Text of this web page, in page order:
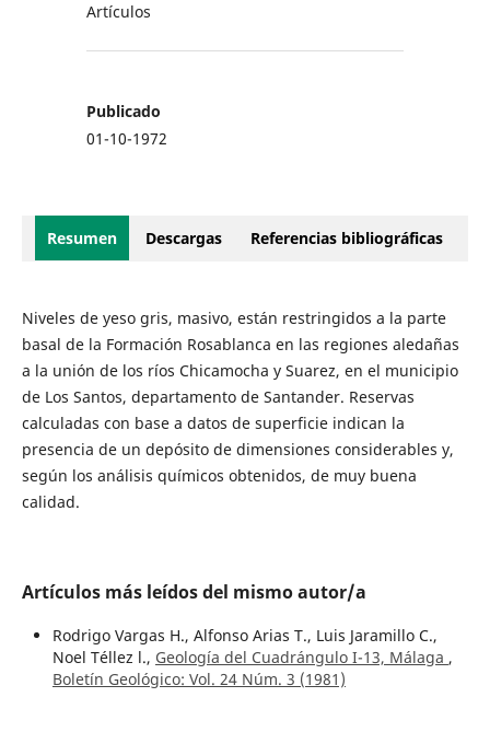
Artículos
Publicado
01-10-1972
Resumen Descargas Referencias bibliográficas
Niveles de yeso gris, masivo, están restringidos a la parte
basal de la Formación Rosablanca en las regiones aledañas
a la unión de los ríos Chicamocha y Suarez, en el municipio
de Los Santos, departamento de Santander. Reservas
calculadas con base a datos de superficie indican la
presencia de un depósito de dimensiones considerables y,
según los análisis químicos obtenidos, de muy buena
calidad.
Artículos más leídos del mismo autor/a
Rodrigo Vargas H., Alfonso Arias T., Luis Jaramillo C.,
Noel Téllez l., Geología del Cuadrángulo I-13, Málaga ,
Boletín Geológico: Vol. 24 Núm. 3 (1981)